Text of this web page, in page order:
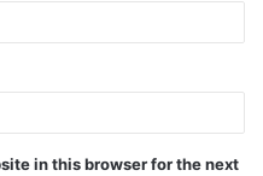
in this browser for the next